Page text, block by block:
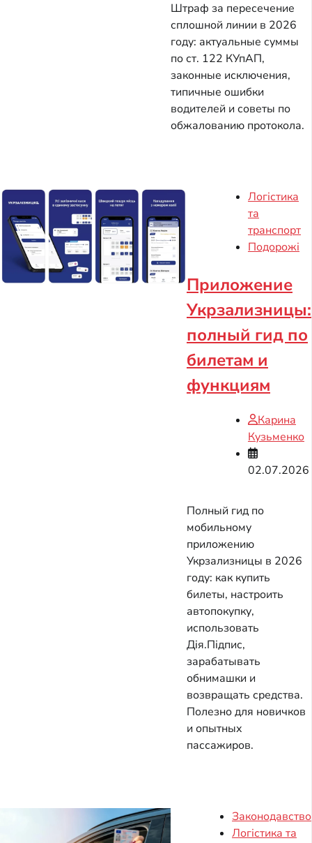
Штраф за пересечение
сплошной линии в 2026
году: актуальные суммы
по ст. 122 КУпАП,
законные исключения,
типичные ошибки
водителей и советы по
обжалованию протокола.
Логістика
та
транспорт
Подорожі
Приложение
Укрзализницы:
полный гид по
билетам и
функциям
Карина
Кузьменко
02.07.2026
Полный гид по
мобильному
приложению
Укрзализницы в 2026
году: как купить
билеты, настроить
автопокупку,
использовать
Дія.Підпис,
зарабатывать
обнимашки и
возвращать средства.
Полезно для новичков
и опытных
пассажиров.
Законодавство
Логістика та